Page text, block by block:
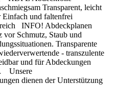
Transparent, leicht
Einfach und faltenfrei
INFO! Abdeckplanen
vor Schmutz, Staub und
Transparente
- transzulente
und für Abdeckungen
Unsere
dienen der Unterstützung